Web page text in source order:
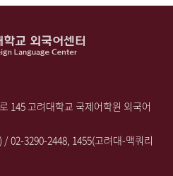
145 고려대학교 국제어학원 외국어
02-3290-2448, 1455(고려대-맥쿼리